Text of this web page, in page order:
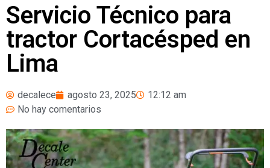
Servicio Técnico para
tractor Cortacésped en
Lima
decalece agosto 23, 2025
12:12 am
No hay comentarios